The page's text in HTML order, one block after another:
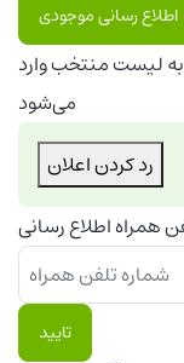
رسانی موجودی
لیست منتخب وارد
می‌شود
رد کردن اعلان
تایید